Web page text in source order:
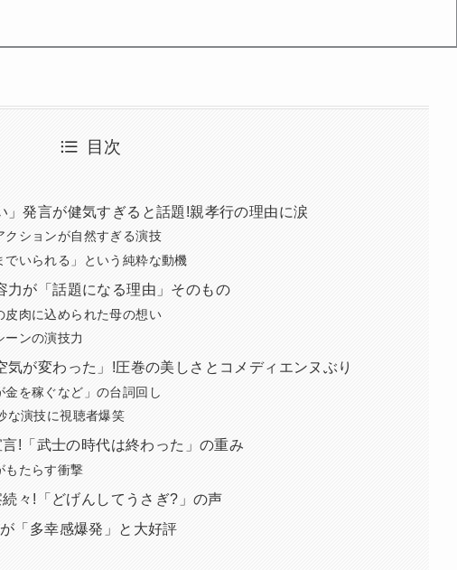
目次
」発言が健気すぎると話題!親孝行の理由に涙
ションが自然すぎる演技
でいられる」という純粋な動機
力が「話題になる理由」そのもの
皮肉に込められた母の想い
ーンの演技力
が変わった」!圧巻の美しさとコメディエンヌぶり
を稼ぐなど」の台詞回し
な演技に視聴者爆笑
!「武士の時代は終わった」の重み
もたらす衝撃
々!「どげんしてうさぎ?」の声
「多幸感爆発」と大好評